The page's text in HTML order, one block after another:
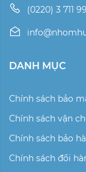
(0220) 3 711
DANH MỤC
Chính sách bảo
Chính sách vận
Chính sách bảo
Chính sách đổi